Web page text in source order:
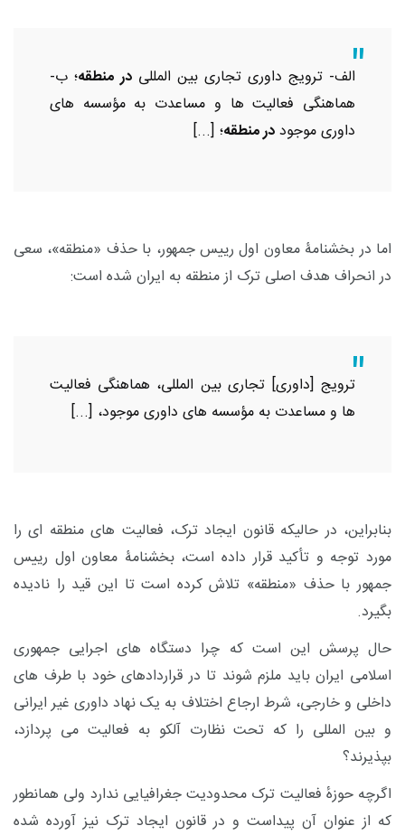
الف- ترویج داوری تجاری بین المللی در منطقه؛ ب-
هماهنگی فعالیت ها و مساعدت به مؤسسه های
داوری موجوددر منطقه؛ [...]
اما در بخشنامۀ معاون اول رییس جمهور، با حذف «منطقه»، سعی
در انحراف هدف اصلی ترک از منطقه به ایران شده است:
ترویج [داوری] تجاری بین المللی، هماهنگی فعالیت
ها و مساعدت به مؤسسه های داوری موجود، [...]
بنابراین، در حالیکه قانون ایجاد ترک، فعالیت های منطقه ای را
مورد توجه و تأکید قرار داده است، بخشنامۀ معاون اول رییس
جمهور با حذف «منطقه» تلاش کرده است تا این قید را نادیده
بگیرد.
حال پرسش این است که چرا دستگاه های اجرایی جمهوری
اسلامی ایران باید ملزم شوند تا در قراردادهای خود با طرف های
داخلی و خارجی، شرط ارجاع اختلاف به یک نهاد داوری غیر ایرانی
و بین المللی را که تحت نظارت آلکو به فعالیت می پردازد،
بپذیرند؟
اگرچه حوزهٔ فعالیت ترک محدودیت جغرافیایی ندارد ولی همانطور
که از عنوان آن پیداست و در قانون ایجاد ترک نیز آورده شده